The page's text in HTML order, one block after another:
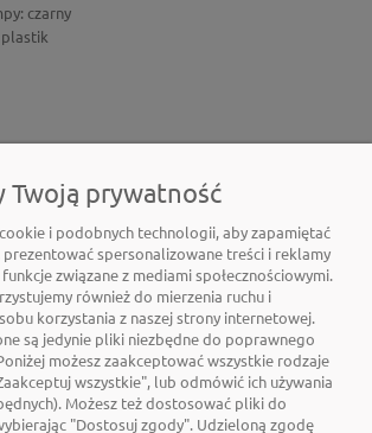
czarny
plastik
Twoją prywatność
i podobnych technologii, aby zapamiętać
prezentować spersonalizowane treści i reklamy
związane z mediami społecznościowymi.
również do mierzenia ruchu i
korzystania z naszej strony internetowej.
są jedynie pliki niezbędne do poprawnego
możesz zaakceptować wszystkie rodzaje
wszystkie", lub odmówić ich używania
Możesz też dostosować pliki do
"Dostosuj zgody". Udzieloną zgodę